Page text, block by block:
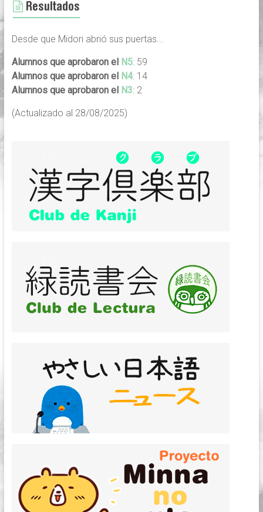
Resultados
Desde que Midori abrió sus puertas...
Alumnos que aprobaron el N5: 59
Alumnos que aprobaron el
N4: 14
Alumnos que aprobaron el
N3: 2
(Actualizado al 28/08/2025)